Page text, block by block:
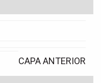
CAPA ANTERIOR